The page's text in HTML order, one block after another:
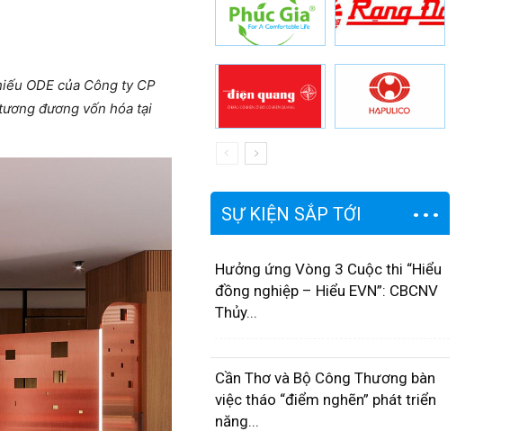
ODE của Công ty CP
đương vốn hóa tại
SỰ KIỆN SẮP TỚI
Hưởng ứng Vòng 3 Cuộc thi “Hiểu
đồng nghiệp – Hiểu EVN”: CBCNV
Thủy...
Cần Thơ và Bộ Công Thương bàn
việc tháo “điểm nghẽn” phát triển
năng...